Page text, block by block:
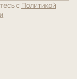
с Политикой